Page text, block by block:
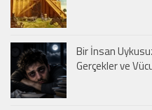
Bir İnsan
Gerçekler ve